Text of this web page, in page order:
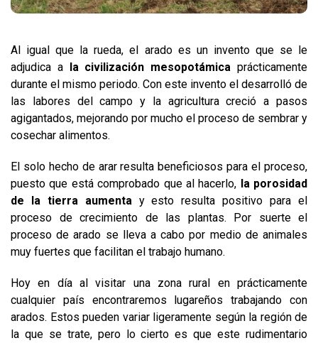
Al igual que la rueda, el arado es un invento que se le
adjudica a la civilización mesopotámica prácticamente
durante el mismo periodo. Con este invento el desarrolló de
las labores del campo y la agricultura creció a pasos
agigantados, mejorando por mucho el proceso de sembrar y
cosechar alimentos.
El solo hecho de arar resulta beneficiosos para el proceso,
puesto que está comprobado que al hacerlo, la porosidad
de la tierra aumenta y esto resulta positivo para el
proceso de crecimiento de las plantas. Por suerte el
proceso de arado se lleva a cabo por medio de animales
muy fuertes que facilitan el trabajo humano.
Hoy en día al visitar una zona rural en prácticamente
cualquier país encontraremos lugareños trabajando con
arados. Estos pueden variar ligeramente según la región de
la que se trate, pero lo cierto es que este rudimentario